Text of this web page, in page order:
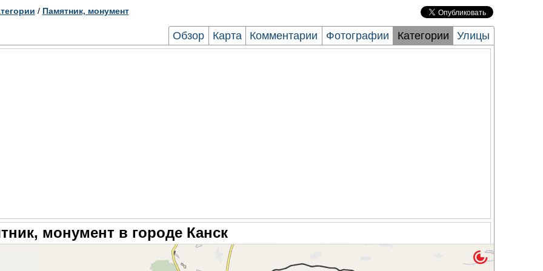
/ Памятник, монумент
Обзор Карта Комментарии Фотографии Категории Улицы
монумент в городе Канск